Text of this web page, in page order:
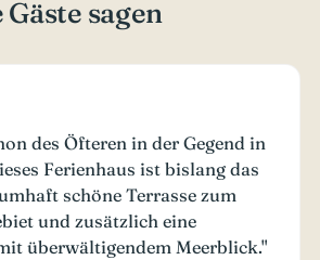
sagen
des Öfteren in der Gegend in
Ferienhaus ist bislang das
schöne Terrasse zum
und zusätzlich eine
überwältigendem Meerblick."